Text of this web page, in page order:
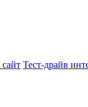
Тест-драйв